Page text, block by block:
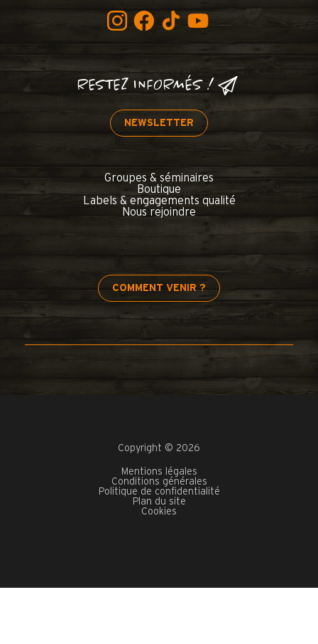
RESTEZ INFORMÉS !
NEWSLETTER
Groupes & séminaires
Boutique
Labels & engagements qualité
Nous rejoindre
COMMENT VENIR ?
Copyright © 2026
Mentions légales
Conditions générales
Politique de confidentialité
Plan du site
Cookies